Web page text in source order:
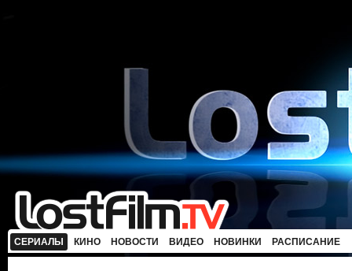
СЕРИАЛЫ КИНО НОВОСТИ ВИДЕО НОВИНКИ РАСПИСАНИЕ